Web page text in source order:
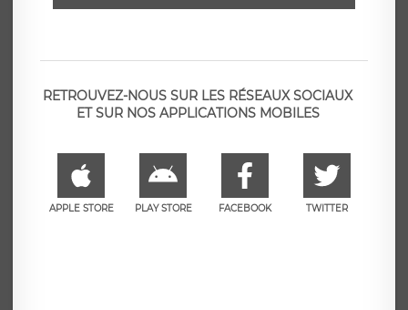
RETROUVEZ-NOUS SUR LES RÉSEAUX SOCIAUX
ET SUR NOS APPLICATIONS MOBILES
APPLE STORE PLAY STORE FACEBOOK TWITTER